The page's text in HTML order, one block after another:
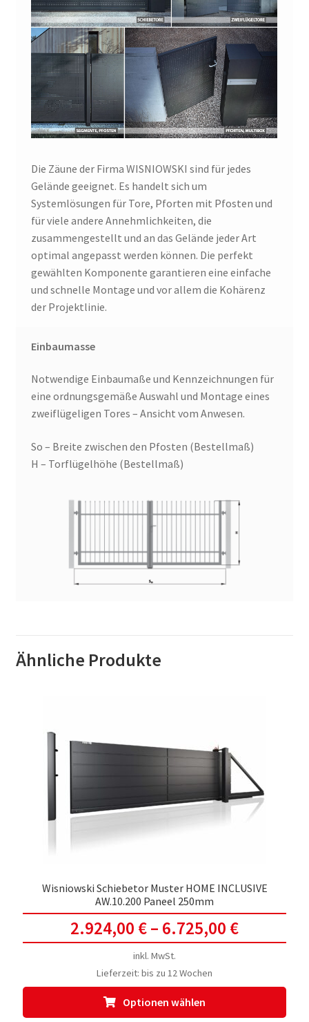
Die Zäune der Firma WISNIOWSKI sind für jedes
Gelände geeignet. Es handelt sich um
Systemlösungen für Tore, Pforten mit Pfosten und
für viele andere Annehmlichkeiten, die
zusammengestellt und an das Gelände jeder Art
optimal angepasst werden können. Die perfekt
gewählten Komponente garantieren eine einfache
und schnelle Montage und vor allem die Kohärenz
der Projektlinie.
Einbaumasse
Notwendige Einbaumaße und Kennzeichnungen für
eine ordnungsgemäße Auswahl und Montage eines
zweiflügeligen Tores – Ansicht vom Anwesen.
So – Breite zwischen den Pfosten (Bestellmaß)
H – Torflügelhöhe (Bestellmaß)
Ähnliche Produkte
Wisniowski Schiebetor Muster HOME INCLUSIVE
AW.10.200 Paneel 250mm
2.924,00 €– 6.725,00 €
inkl. MwSt.
Lieferzeit: bis zu 12 Wochen
Optionen wählen